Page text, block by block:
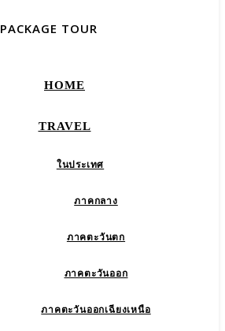
PACKAGE TOUR
HOME
TRAVEL
ในประเทศ
ภาคกลาง
ภาคตะวันตก
ภาคตะวันออก
ภาคตะวันออกเฉียงเหนือ